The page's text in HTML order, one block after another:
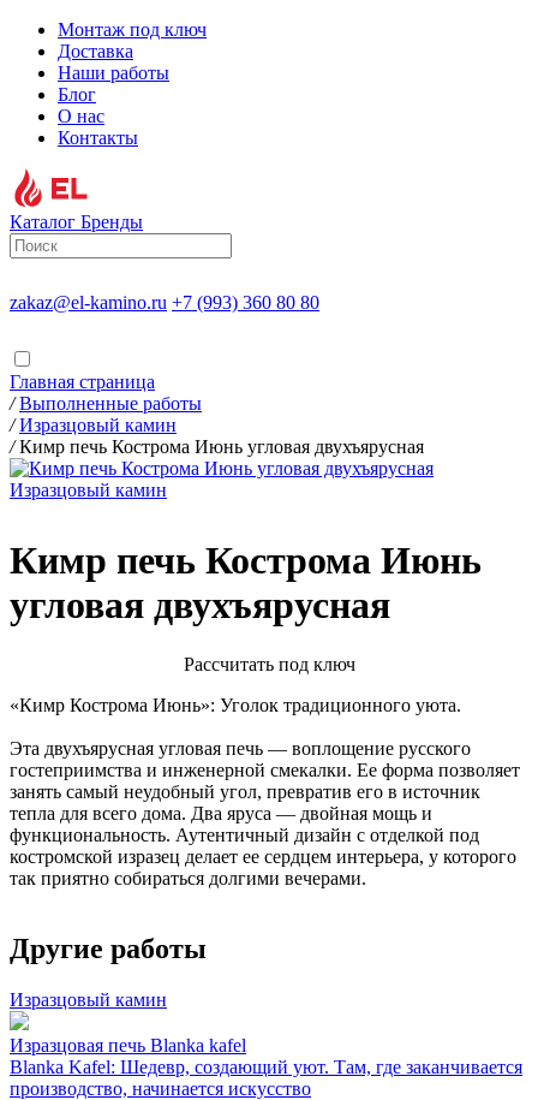
Монтаж под ключ
Доставка
Наши работы
Блог
О нас
Контакты
Каталог Бренды
zakaz@el-kamino.ru +7 (993) 360 80 80
Главная страница
/ Выполненные работы
/ Изразцовый камин
/ Кимр печь Кострома Июнь угловая двухъярусная
Кимр печь Кострома Июнь
угловая двухъярусная
Изразцовый камин
Расcчитать под ключ
«Кимр Кострома Июнь»: Уголок традиционного уюта.
Эта двухъярусная угловая печь — воплощение русского
гостеприимства и инженерной смекалки. Ее форма позволяет
занять самый неудобный угол, превратив его в источник
тепла для всего дома. Два яруса — двойная мощь и
функциональность. Аутентичный дизайн с отделкой под
костромской изразец делает ее сердцем интерьера, у которого
так приятно собираться долгими вечерами.
Другие работы
Изразцовый камин
Изразцовая печь Blanka kafel
Blanka Kafel: Шедевр, создающий уют. Там, где заканчивается
производство, начинается искусство